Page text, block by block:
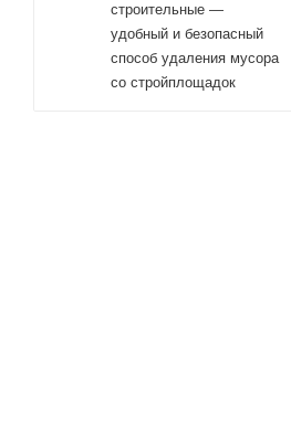
строительные —
удобный и безопасный
способ удаления мусора
со стройплощадок